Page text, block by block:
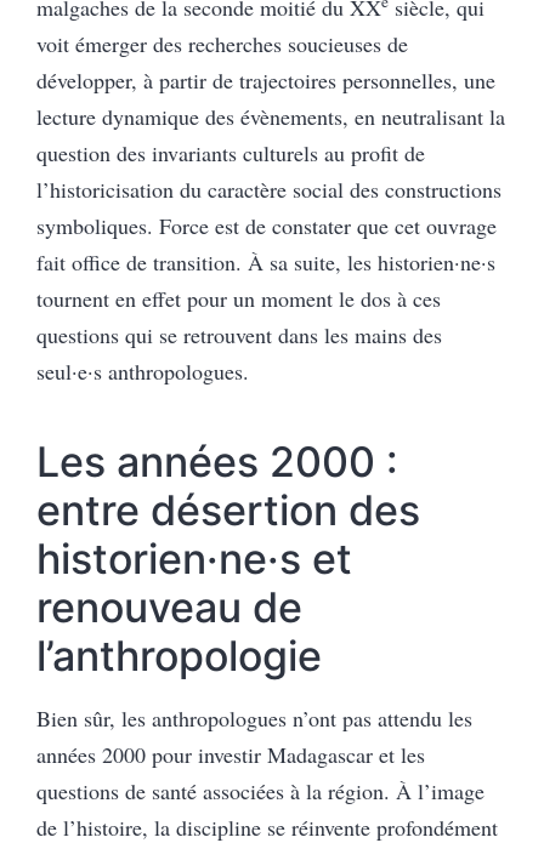
malgaches de la seconde moitié du XX siècle, qui
voit émerger des recherches soucieuses de
développer, à partir de trajectoires personnelles, une
lecture dynamique des évènements, en neutralisant la
question des invariants culturels au profit de
l’historicisation du caractère social des constructions
symboliques. Force est de constater que cet ouvrage
fait office de transition. À sa suite, les historien·ne·s
tournent en effet pour un moment le dos à ces
questions qui se retrouvent dans les mains des
seul·e·s anthropologues.
Les années 2000 :
entre désertion des
historien·ne·s et
renouveau de
l’anthropologie
Bien sûr, les anthropologues n’ont pas attendu les
années 2000 pour investir Madagascar et les
questions de santé associées à la région. À l’image
de l’histoire, la discipline se réinvente profondément